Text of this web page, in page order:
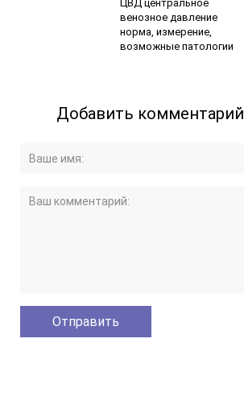
ЦВД центральное
венозное давление
норма, измерение,
возможные патологии
Добавить комментарий